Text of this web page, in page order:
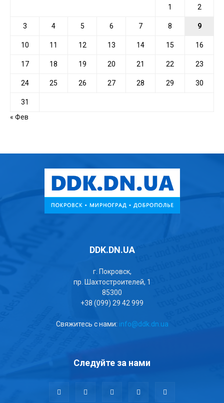
1 2
3 4 5 6 7 8 9
10 11 12 13 14 15 16
17 18 19 20 21 22 23
24 25 26 27 28 29 30
31
« Фев
DDK.DN.UA
г. Покровск,
пр. Шахтостроителей, 1
85300
+38 (099) 29 42 999
Свяжитесь с нами: info@ddk.dn.ua
Следуйте за нами